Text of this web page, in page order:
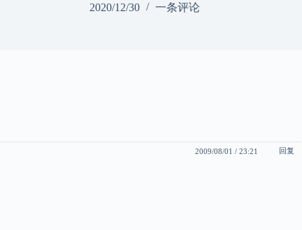
2020/12/30 一条评论
2009/08/01 / 23:21 回复